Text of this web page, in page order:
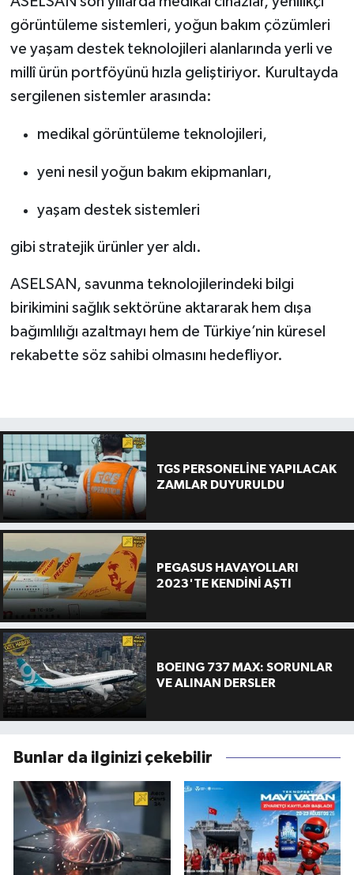
görüntüleme sistemleri, yoğun bakım çözümleri
ve yaşam destek teknolojileri alanlarında yerli ve
millî ürün portföyünü hızla geliştiriyor. Kurultayda
sergilenen sistemler arasında:
medikal görüntüleme teknolojileri,
yeni nesil yoğun bakım ekipmanları,
yaşam destek sistemleri
gibi stratejik ürünler yer aldı.
ASELSAN, savunma teknolojilerindeki bilgi
birikimini sağlık sektörüne aktararak hem dışa
bağımlılığı azaltmayı hem de Türkiye’nin küresel
rekabette söz sahibi olmasını hedefliyor.
TGS PERSONELİNE YAPILACAK
ZAMLAR DUYURULDU
PEGASUS HAVAYOLLARI
2023'TE KENDİNİ AŞTI
BOEING 737 MAX: SORUNLAR
VE ALINAN DERSLER
Bunlar da ilginizi çekebilir